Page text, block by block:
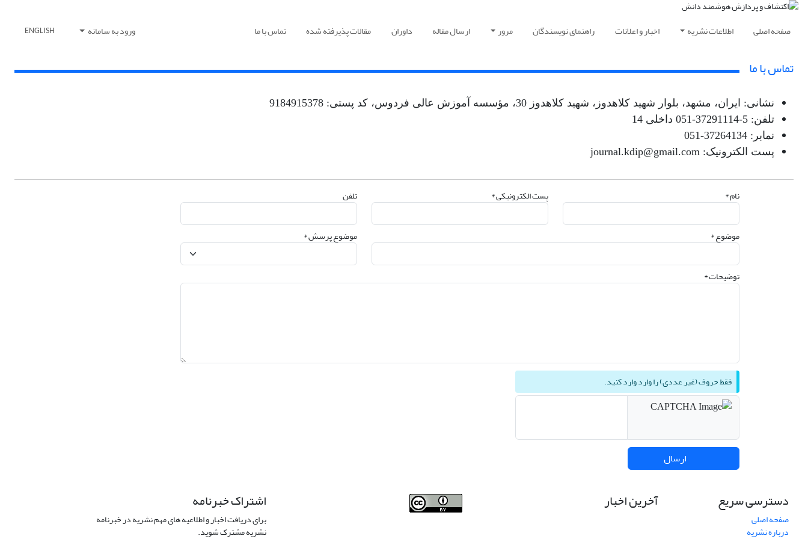
صفحه اصلی اطلاعات نشریه اخبار و اعلانات راهنمای نویسندگان مرور ارسال مقاله داوران مقالات پذیرفته شده تماس با ما ورود به سامانه ENGLISH
تماس با ما
نشانی: ایران، مشهد، بلوار شهید کلاهدوز، شهید کلاهدوز 30، مؤسسه آموزش عالی فردوس، کد پستی: 9184915378
تلفن: 5-37291114-051 داخلی 14
نمابر: 37264134-051
پست الکترونیک: journal.kdip@gmail.com
نام * پست الکترونیکی * تلفن
موضوع * موضوع پرسش *
توضیحات *
فقط حروف (غیر عددی) را وارد وارد کنید.
ارسال
دسترسی سریع
صفحه اصلی
درباره نشریه
آخرین اخبار اشتراک خبرنامه
برای دریافت اخبار و اطلاعیه های مهم نشریه در خبرنامه
نشریه مشترک شوید.